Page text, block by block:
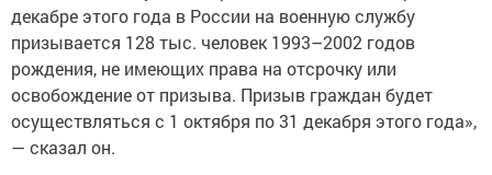
декабре этого года в России на военную службу
призывается 128 тыс. человек 1993–2002 годов
рождения, не имеющих права на отсрочку или
освобождение от призыва. Призыв граждан будет
осуществляться с 1 октября по 31 декабря этого года»,
— сказал он.